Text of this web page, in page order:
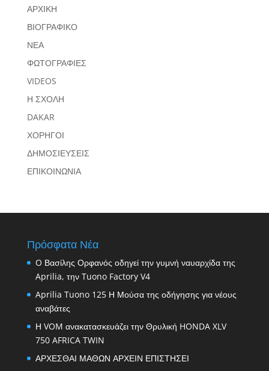
ΑΡΧΙΚΗ
ΒΙΟΓΡΑΦΙΚΟ
ΝΕΑ
ΦΩΤΟΓΡΑΦΙΕΣ
VIDEOS
Η ΣΧΟΛΗ
DAKAR
ΧΟΡΗΓΟΙ
ΔΗΜΟΣΙΕΥΣΕΙΣ
ΕΠΙΚΟΙΝΩΝΙΑ
Πρόσφατα Νέα
O Βασίλης Ορφανός οδηγεί την γυμνή ναυαρχίδα της
Aprilia, την Tuono Factory V4
Aprilia Tuono 125 Η Μούσα της οδήγησης για νέους
αναβάτες
Η VOM ανακατασκευάζει την Θρυλική HONDA XLV
750 AFRICA TWIN
ΑΡΧΕΣΘΑΙ ΜΑΘΩΝ ΑΡΧΕΙΝ ΕΠΙΣΤΗΣΕΙ